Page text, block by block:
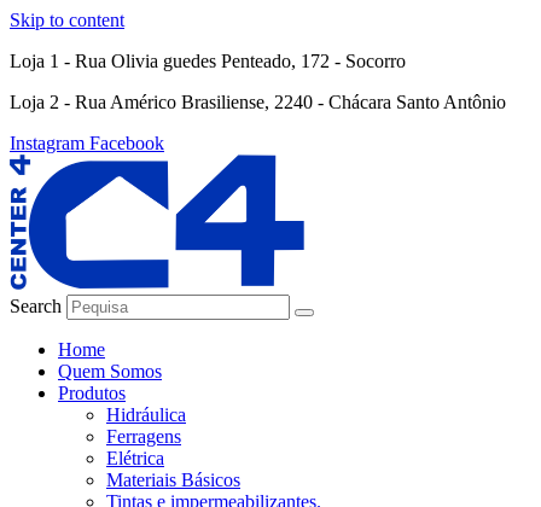
Skip to content
Loja 1 - Rua Olivia guedes Penteado, 172 - Socorro
Loja 2 - Rua Américo Brasiliense, 2240 - Chácara Santo Antônio
Instagram Facebook
Search
Home
Quem Somos
Produtos
Hidráulica
Ferragens
Elétrica
Materiais Básicos
Tintas e impermeabilizantes.